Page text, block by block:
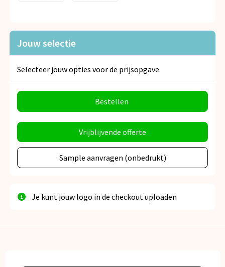
Jouw selectie
Selecteer jouw opties voor de prijsopgave.
Bestellen
Vrijblijvende offerte
Sample aanvragen (onbedrukt)
Je kunt jouw logo in de checkout uploaden